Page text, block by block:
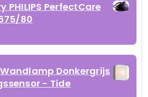
PHILIPS PerfectCare
80
Donkergrijs
- Tide